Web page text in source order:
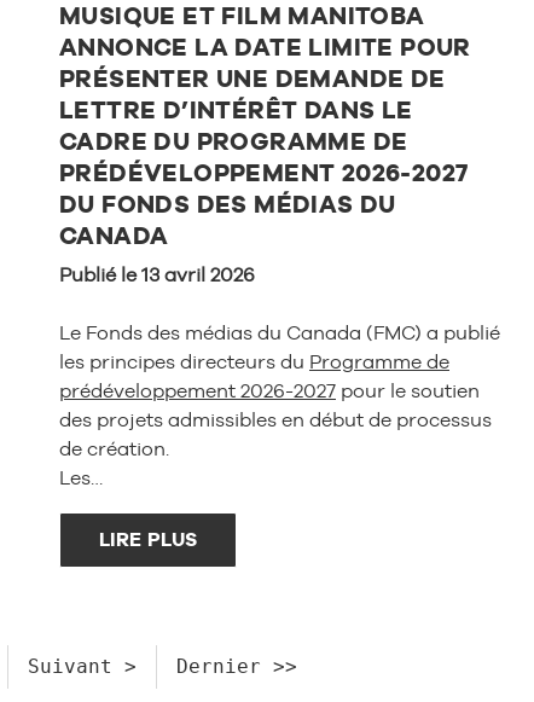
MUSIQUE ET FILM MANITOBA
ANNONCE LA DATE LIMITE POUR
PRÉSENTER UNE DEMANDE DE
LETTRE D’INTÉRÊT DANS LE
CADRE DU PROGRAMME DE
PRÉDÉVELOPPEMENT 2026-2027
DU FONDS DES MÉDIAS DU
CANADA
Publié le 13 avril 2026
Le Fonds des médias du Canada (FMC) a publié
les principes directeurs du Programme de
prédéveloppement 2026-2027 pour le soutien
des projets admissibles en début de processus
de création.
Les…
LIRE PLUS
Suivant > Dernier >>